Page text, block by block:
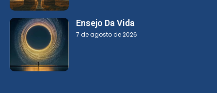
Ensejo Da Vida
7 de agosto de 2026